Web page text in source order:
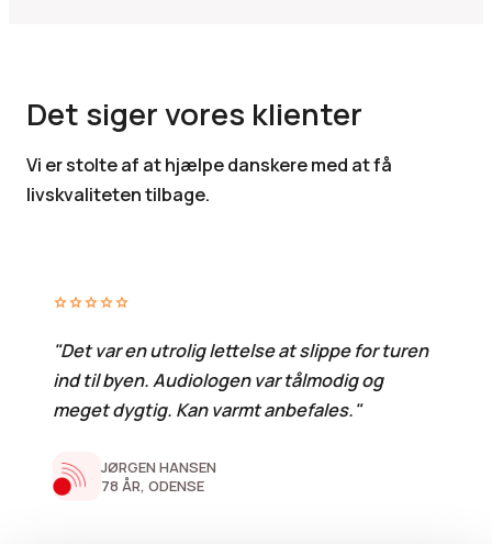
Det siger vores klienter
Vi er stolte af at hjælpe danskere med at få
livskvaliteten tilbage.
starstarstarstarstar
"Det var en utrolig lettelse at slippe for turen
ind til byen. Audiologen var tålmodig og
meget dygtig. Kan varmt anbefales."
JØRGEN HANSEN
78 ÅR, ODENSE​